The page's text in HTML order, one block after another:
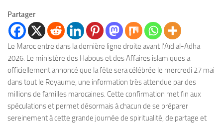
Partager
Le Maroc entre dans la dernière ligne droite avant l’Aïd al-Adha
2026. Le ministère des Habous et des Affaires islamiques a
officiellement annoncé que la fête sera célébrée le mercredi 27 mai
dans tout le Royaume, une information très attendue par des
millions de familles marocaines. Cette confirmation met fin aux
spéculations et permet désormais à chacun de se préparer
sereinement à cette grande journée de spiritualité, de partage et